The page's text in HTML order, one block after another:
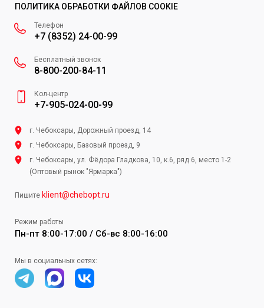
ПОЛИТИКА ОБРАБОТКИ ФАЙЛОВ COOKIE
Телефон
+7 (8352) 24-00-99
Бесплатный звонок
8-800-200-84-11
Кол-центр
+7-905-024-00-99
г. Чебоксары, Дорожный проезд, 14
г. Чебоксары, Базовый проезд, 9
г. Чебоксары, ул. Фёдора Гладкова, 10, к.6, ряд 6, место 1-2
(Оптовый рынок "Ярмарка")
Пишите klient@chebopt.ru
Режим работы
Пн-пт 8:00-17:00 / Сб-вс 8:00-16:00
Мы в социальных сетях: